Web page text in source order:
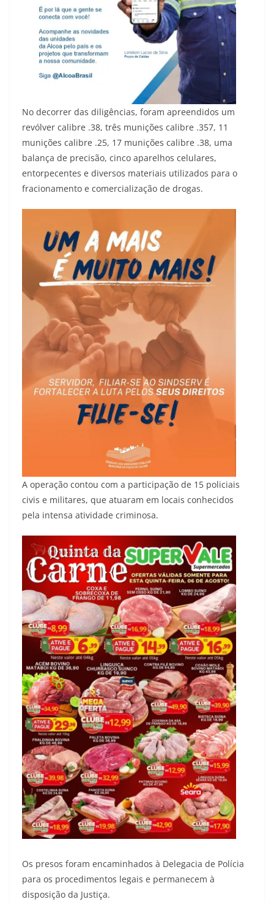
No decorrer das diligências, foram apreendidos um
revólver calibre .38, três munições calibre .357, 11
munições calibre .25, 17 munições calibre .38, uma
balança de precisão, cinco aparelhos celulares,
entorpecentes e diversos materiais utilizados para o
fracionamento e comercialização de drogas.
A operação contou com a participação de 15 policiais
civis e militares, que atuaram em locais conhecidos
pela intensa atividade criminosa.
Os presos foram encaminhados à Delegacia de Polícia
para os procedimentos legais e permanecem à
disposição da Justiça.